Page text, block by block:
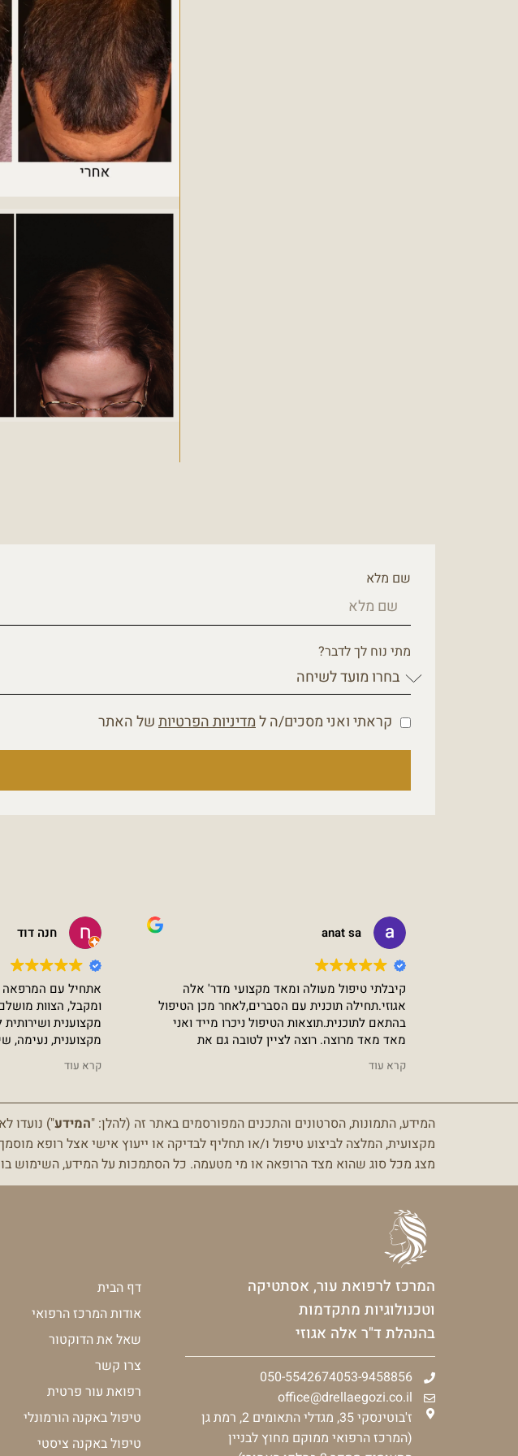
שם מלא
מתי נוח לך לדבר?
קראתי ואני מסכים/ה למדיניות הפרטיותשל האתר
חנה דוד
אתחיל עם המרפאה
מקצוענית
מקצוענית, נעימה,
הנעימה מתחילה
דר' אגוזי- זה בית
קרא עוד
anat sa
קיבלתי טיפול מעולה ומאד מקצועי מדר' אלה
אגוזי.תחילה תוכנית עם הסברים,לאחר מכן הטיפול
בהתאם לתוכנית.תוצאות הטיפול ניכרו מייד ואני
מאד מאד מרוצה. רוצה לציין לטובה גם את
שירותיות,נעימות ומסבירות פנים.
קרא עוד
המידע, התמונות, הסרטונים והתכנים המפורסמים באתר זה (להלן: "המידע") נועדו
מקצועית, המלצה לביצוע טיפול ו/או תחליף לבדיקה או ייעוץ אישי אצל רופא
מצג מכל סוג שהוא מצד הרופאה או מי מטעמה. כל הסתמכות על המידע, השימוש
המרכז לרפואת עור, אסתטיקה
וטכנולוגיות מתקדמות
בהנהלת ד"ר אלה אגוזי
053-9458856
050-5542674
office@drellaegozi.co.il
ז'בוטינסקי 35, מגדלי התאומים 2, רמת גן
(המרכז הרפואי ממוקם מחוץ לבניין
דף הבית
אודות המרכז הרפואי
שאל את הדוקטור
צרו קשר
רפואת עור פרטית
טיפול באקנה הורמונלי
טיפול באקנה ציסטי